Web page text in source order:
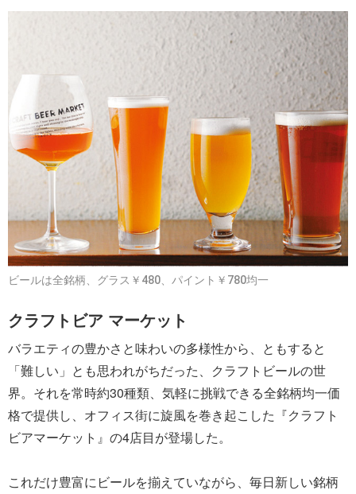
ビールは全銘柄、グラス￥480、パイント￥780均一
クラフトビア マーケット
バラエティの豊かさと味わいの多様性から、ともすると
「難しい」とも思われがちだった、クラフトビールの世
界。それを常時約30種類、気軽に挑戦できる全銘柄均一価
格で提供し、オフィス街に旋風を巻き起こした『クラフト
ビアマーケット』の4店目が登場した。
これだけ豊富にビールを揃えていながら、毎日新しい銘柄